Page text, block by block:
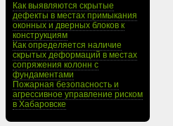
Как выявляются скрытые
дефекты в местах примыкания
оконных и дверных блоков к
конструкциям
Как определяется наличие
скрытых деформаций в местах
сопряжения колонн с
фундаментами
Пожарная безопасность и
агрессивное управление риском
в Хабаровске